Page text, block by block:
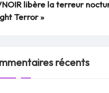
libère la terreur
Terror »
récents